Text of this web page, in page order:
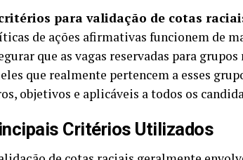
para validação de cotas
de ações afirmativas funcionem de
que as vagas reservadas para
que realmente pertencem a esses
objetivos e aplicáveis a todos os
Critérios Utilizados